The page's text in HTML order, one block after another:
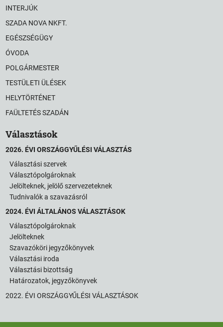
INTERJÚK
SZADA NOVA NKFT.
EGÉSZSÉGÜGY
ÓVODA
POLGÁRMESTER
TESTÜLETI ÜLÉSEK
HELYTÖRTÉNET
FAÜLTETÉS SZADÁN
Választások
2026. ÉVI ORSZÁGGYŰLÉSI VÁLASZTÁS
Választási szervek
Választópolgároknak
Jelölteknek, jelölő szervezeteknek
Tudnivalók a szavazásról
2024. ÉVI ÁLTALÁNOS VÁLASZTÁSOK
Választópolgároknak
Jelölteknek
Szavazóköri jegyzőkönyvek
Választási iroda
Választási bizottság
Határozatok, jegyzőkönyvek
2022. ÉVI ORSZÁGGYŰLÉSI VÁLASZTÁSOK